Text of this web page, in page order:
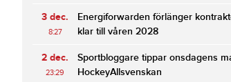
3 dec.
8:27
Energiforwarden förlänger
klar till våren 2028
2 dec.
23:29
Sportbloggare tippar onsdagens
HockeyAllsvenskan